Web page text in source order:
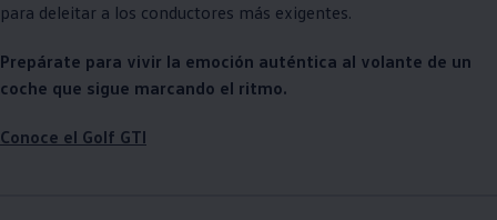
para deleitar a los conductores más exigentes.
Prepárate para vivir la emoción auténtica al volante de un
coche que sigue marcando el ritmo.
Conoce el Golf GTI